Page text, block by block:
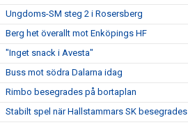
Ungdoms-SM steg 2 i Rosersberg
Berg het överallt mot Enköpings HF
"Inget snack i Avesta"
Buss mot södra Dalarna idag
Rimbo besegrades på bortaplan
Stabilt spel när Hallstammars SK besegrades